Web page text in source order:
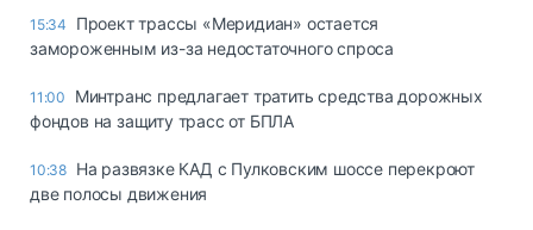
15:34
Проект трассы «Меридиан» остается
замороженным из-за недостаточного спроса
11:00
Минтранс предлагает тратить средства дорожных
фондов на защиту трасс от БПЛА
10:38 На развязке КАД с Пулковским шоссе перекроют
две полосы движения